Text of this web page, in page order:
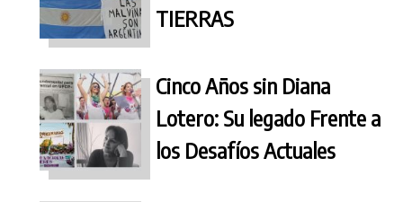
TIERRAS
Cinco Años sin Diana
Lotero: Su legado Frente a
los Desafíos Actuales